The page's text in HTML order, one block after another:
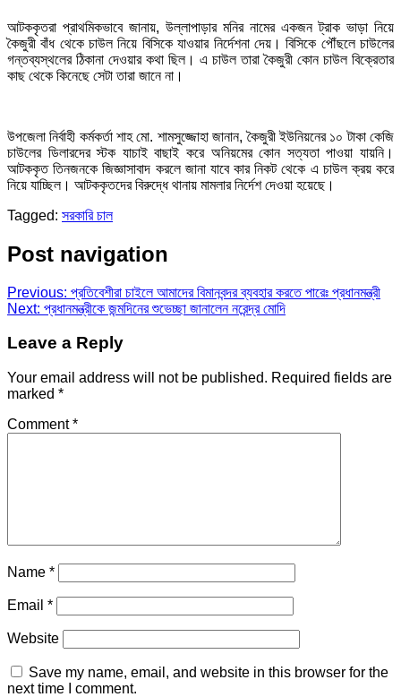
আটককৃতরা প্রাথমিকভাবে জানায়, উল্লাপাড়ার মনির নামের একজন ট্রাক ভাড়া নিয়ে
কৈজুরী বাঁধ থেকে চাউল নিয়ে বিসিকে যাওয়ার নির্দেশনা দেয়। বিসিকে পৌঁছলে চাউলের
গন্তব্যস্থলের ঠিকানা দেওয়ার কথা ছিল। এ চাউল তারা কৈজুরী কোন চাউল বিক্রেতার
কাছ থেকে কিনেছে সেটা তারা জানে না।
উপজেলা নির্বাহী কর্মকর্তা শাহ মো. শামসুজ্জোহা জানান, কৈজুরী ইউনিয়নের ১০ টাকা কেজি
চাউলের ডিলারদের স্টক যাচাই বাছাই করে অনিয়মের কোন সত্যতা পাওয়া যায়নি।
আটককৃত তিনজনকে জিজ্ঞাসাবাদ করলে জানা যাবে কার নিকট থেকে এ চাউল ক্রয় করে
নিয়ে যাচ্ছিল। আটককৃতদের বিরুদ্ধে থানায় মামলার নির্দেশ দেওয়া হয়েছে।
Tagged: সরকারি চাল
Post navigation
Previous: প্রতিবেশীরা চাইলে আমাদের বিমানবন্দর ব্যবহার করতে পারেঃ প্রধানমন্ত্রী
Next: প্রধানমন্ত্রীকে জন্মদিনের শুভেচ্ছা জানালেন নরেন্দ্র মোদি
Leave a Reply
Your email address will not be published. Required fields are
marked *
Comment*
Name *
Email *
Website
Save my name, email, and website in this browser for the
next time I comment.